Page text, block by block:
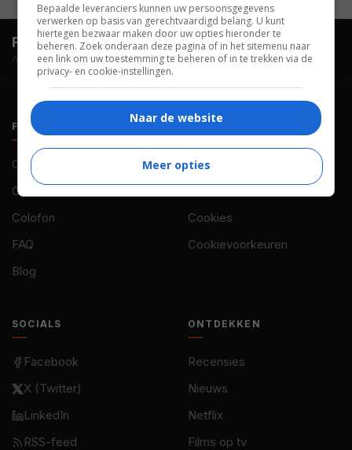
FilmTotaal.Hét online filmoverzicht.
hosted by
FILMTOTAAL
Contact
Over ons
Colofon
FAQ
Blog
Privacy
Cookies
Cookievoorkeuren
SOCIALS
Facebook
X (Twitter)
LinkedIn
RSS-feed
ONTDEKKEN
Recensies
Nieuws
Netflix
Films op tv
Bepaalde leveranciers kunnen uw persoonsgegevens
verwerken op basis van gerechtvaardigd belang. U kunt
hiertegen bezwaar maken door uw opties hieronder te
beheren. Zoek onderaan deze pagina of in het sitemenu naar
een link om uw toestemming te beheren of in te trekken via de
privacy- en cookie-instellingen.
Naar de website
Meer opties